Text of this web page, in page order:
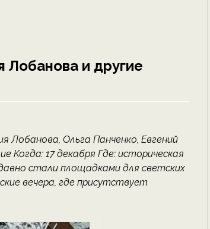
Лобанова и другие
Ольга Панченко, Евгений
Когда: 17 декабря Где: историческая
стали площадками для светских
вечера, где присутствует